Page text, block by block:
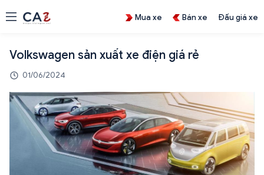
Mua xe Bán xe Đấu giá xe
Volkswagen sản xuất xe điện giá rẻ
01/06/2024